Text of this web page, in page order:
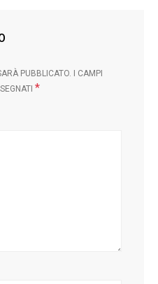
PUBBLICATO. I CAMPI
*